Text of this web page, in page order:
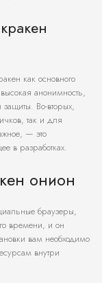
как основного
анонимность,
Во-вторых,
так и для
— это
в разработках.
онион
браузеры,
времени, и он
вам необходимо
внутри